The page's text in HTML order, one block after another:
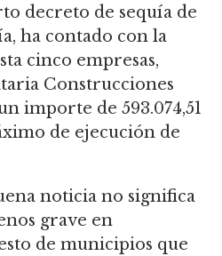
decreto de sequía de
ha contado con la
cinco empresas,
Construcciones
importe de 593.074,51
de ejecución de
noticia no significa
grave en
de municipios que